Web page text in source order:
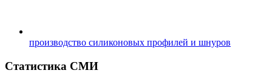
производство силиконовых профилей и шнуров
Статистика СМИ